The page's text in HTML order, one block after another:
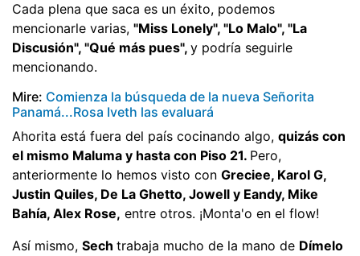
Cada plena que saca es un éxito, podemos
mencionarle varias, "Miss Lonely", "Lo Malo", "La
Discusión", "Qué más pues", y podría seguirle
mencionando.
Mire: Comienza la búsqueda de la nueva Señorita
Panamá...Rosa Iveth las evaluará
Ahorita está fuera del país cocinando algo, quizás con
el mismo Maluma y hasta con Piso 21. Pero,
anteriormente lo hemos visto con Greciee, Karol G,
Justin Quiles, De La Ghetto, Jowell y Eandy, Mike
Bahía, Alex Rose, entre otros. ¡Monta'o en el flow!
Así mismo, Sech trabaja mucho de la mano de Dímelo